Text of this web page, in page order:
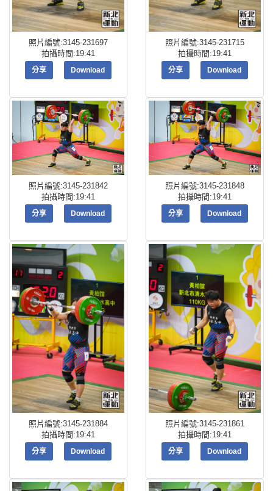
照片編號:3145-231697
拍攝時間:19:41
分享 Download
照片編號:3145-231715
拍攝時間:19:41
分享 Download
照片編號:3145-231842
拍攝時間:19:41
分享 Download
照片編號:3145-231848
拍攝時間:19:41
分享 Download
照片編號:3145-231884
拍攝時間:19:41
分享 Download
照片編號:3145-231861
拍攝時間:19:41
分享 Download